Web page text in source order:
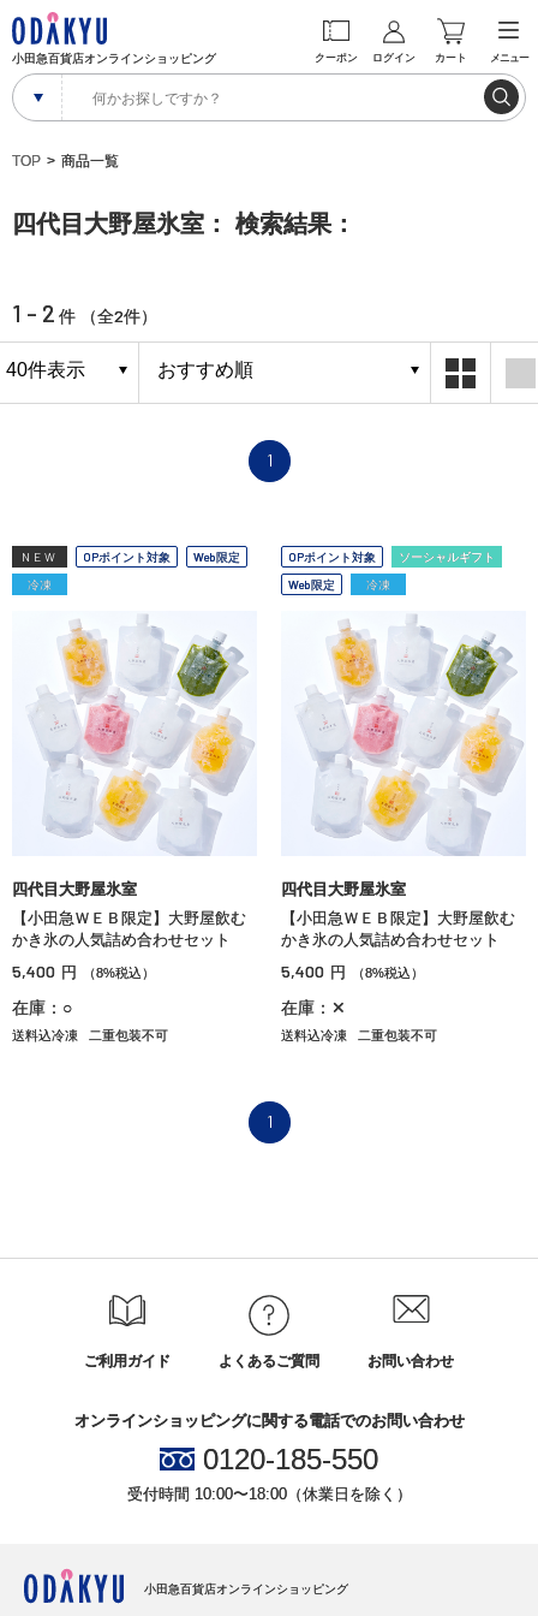
小田急百貨店オンラインショッピング クーポン ログイン カート メニュー
TOP 商品一覧
四代目大野屋氷室： 検索結果：
1 - 2 件 （全2件）
1
NEW OPポイント対象
Web限定
冷凍
四代目大野屋氷室
【小田急ＷＥＢ限定】大野屋飲む
かき氷の人気詰め合わせセット
5,400 円 （8%税込）
在庫：○
送料込冷凍 二重包装不可
OPポイント対象
ソーシャルギフト
Web限定
冷凍
四代目大野屋氷室
【小田急ＷＥＢ限定】大野屋飲む
かき氷の人気詰め合わせセット
5,400 円 （8%税込）
在庫：✕
送料込冷凍 二重包装不可
1
ご利用ガイド よくあるご質問 お問い合わせ
オンラインショッピングに関する電話でのお問い合わせ
0120-185-550
受付時間 10:00〜18:00（休業日を除く）
小田急百貨店オンラインショッピング